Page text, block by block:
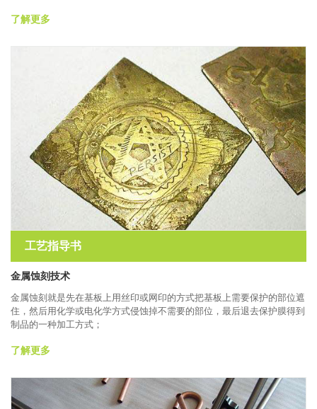
了解更多
工艺指导书
金属蚀刻技术
金属蚀刻就是先在基板上用丝印或网印的方式把基板上需要保护的部位遮
住，然后用化学或电化学方式侵蚀掉不需要的部位，最后退去保护膜得到
制品的一种加工方式；
了解更多